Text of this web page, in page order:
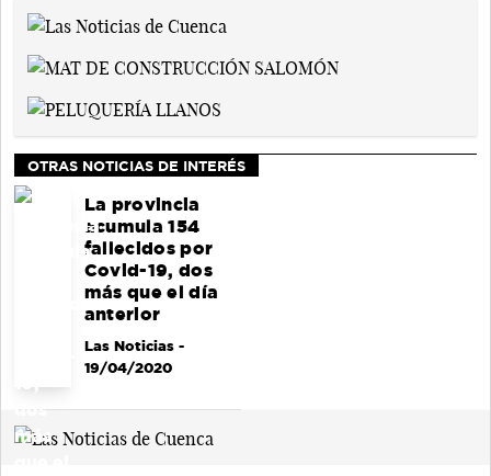
OTRAS NOTICIAS DE INTERÉS
La provincia
acumula 154
fallecidos por
Covid-19, dos
más que el día
anterior
Las Noticias-
19/04/2020